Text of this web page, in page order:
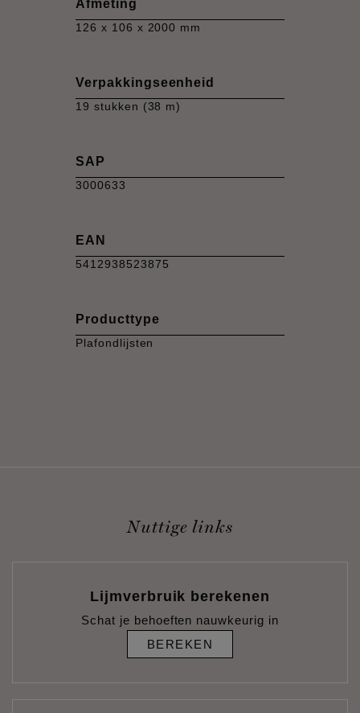
Afmeting
126 x 106 x 2000 mm
Verpakkingseenheid
19 stukken (38 m)
SAP
3000633
EAN
5412938523875
Producttype
Plafondlijsten
Nuttige links
Lijmverbruik berekenen
Schat je behoeften nauwkeurig in
BEREKEN